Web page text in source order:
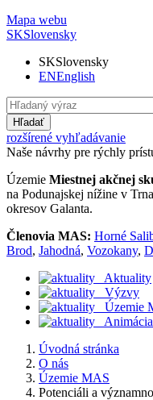
Mapa webu
SKSlovensky
SKSlovensky
ENEnglish
Hľadať
rozšírené vyhľadávanie
Naše návrhy pre rýchly
Územie Miestnej akčnej
na Podunajskej nížine v
okresov Galanta.
Členovia MAS: Horné
Brod, Jahodná, Vozokany,
Aktuality
Výzvy
Územie
Úvodná stránka
O nás
Územie MAS
Potenciáli a